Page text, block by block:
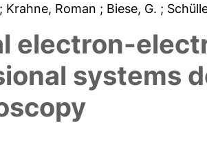
; Krahne, Roman ; Biese, G. ;
electron-
systems